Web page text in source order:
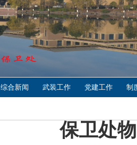
综合新闻 武装工作 党建工作 制
保卫处